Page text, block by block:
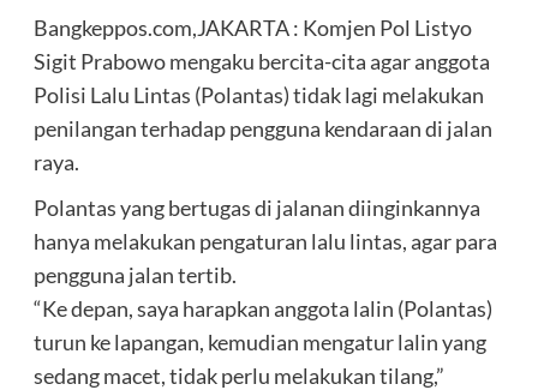
Bangkeppos.com,JAKARTA : Komjen Pol Listyo
Sigit Prabowo mengaku bercita-cita agar anggota
Polisi Lalu Lintas (Polantas) tidak lagi melakukan
penilangan terhadap pengguna kendaraan di jalan
raya.
Polantas yang bertugas di jalanan diinginkannya
hanya melakukan pengaturan lalu lintas, agar para
pengguna jalan tertib.
“Ke depan, saya harapkan anggota lalin (Polantas)
turun ke lapangan, kemudian mengatur lalin yang
sedang macet, tidak perlu melakukan tilang,”